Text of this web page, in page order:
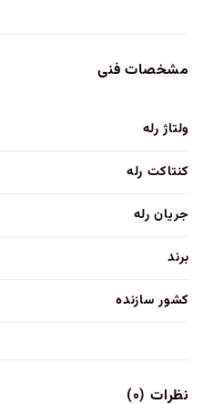
مشخصات فنی
ولتاژ رله
کنتاکت رله
جریان رله
برند
کشور سازنده
نظرات (۰)